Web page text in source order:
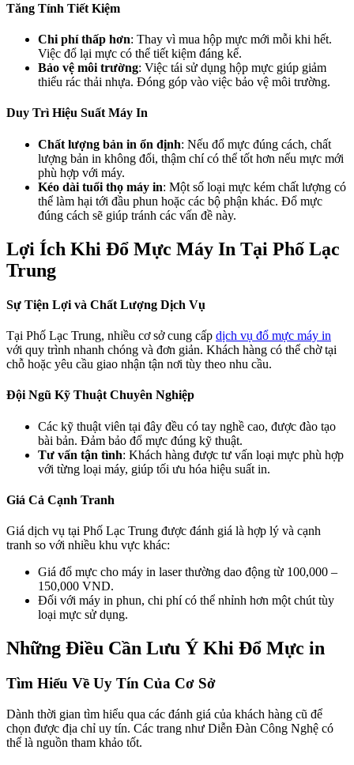
Tăng Tính Tiết Kiệm
Chi phí thấp hơn: Thay vì mua hộp mực mới mỗi khi hết.
Việc đổ lại mực có thể tiết kiệm đáng kể.
Bảo vệ môi trường: Việc tái sử dụng hộp mực giúp giảm
thiểu rác thải nhựa. Đóng góp vào việc bảo vệ môi trường.
Duy Trì Hiệu Suất Máy In
Chất lượng bản in ổn định: Nếu đổ mực đúng cách, chất
lượng bản in không đổi, thậm chí có thể tốt hơn nếu mực mới
phù hợp với máy.
Kéo dài tuổi thọ máy in: Một số loại mực kém chất lượng có
thể làm hại tới đầu phun hoặc các bộ phận khác. Đổ mực
đúng cách sẽ giúp tránh các vấn đề này.
Lợi Ích Khi Đổ Mực Máy In Tại Phố Lạc
Trung
Sự Tiện Lợi và Chất Lượng Dịch Vụ
Tại Phố Lạc Trung, nhiều cơ sở cung cấp dịch vụ đổ mực máy in
với quy trình nhanh chóng và đơn giản. Khách hàng có thể chờ tại
chỗ hoặc yêu cầu giao nhận tận nơi tùy theo nhu cầu.
Đội Ngũ Kỹ Thuật Chuyên Nghiệp
Các kỹ thuật viên tại đây đều có tay nghề cao, được đào tạo
bài bản. Đảm bảo đổ mực đúng kỹ thuật.
Tư vấn tận tình: Khách hàng được tư vấn loại mực phù hợp
với từng loại máy, giúp tối ưu hóa hiệu suất in.
Giá Cả Cạnh Tranh
Giá dịch vụ tại Phố Lạc Trung được đánh giá là hợp lý và cạnh
tranh so với nhiều khu vực khác:
Giá đổ mực cho máy in laser thường dao động từ 100,000 –
150,000 VND.
Đối với máy in phun, chi phí có thể nhỉnh hơn một chút tùy
loại mực sử dụng.
Những Điều Cần Lưu Ý Khi Đổ Mực in
Tìm Hiểu Về Uy Tín Của Cơ Sở
Dành thời gian tìm hiểu qua các đánh giá của khách hàng cũ để
chọn được địa chỉ uy tín. Các trang như Diễn Đàn Công Nghệ có
thể là nguồn tham khảo tốt.